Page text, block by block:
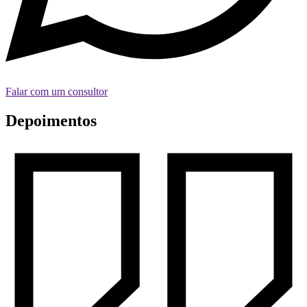
Falar com um consultor
Depoimentos